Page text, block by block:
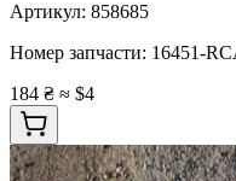
Артикул: 858685
Номер запчасти: 16451-
184 ₴ ≈ $4